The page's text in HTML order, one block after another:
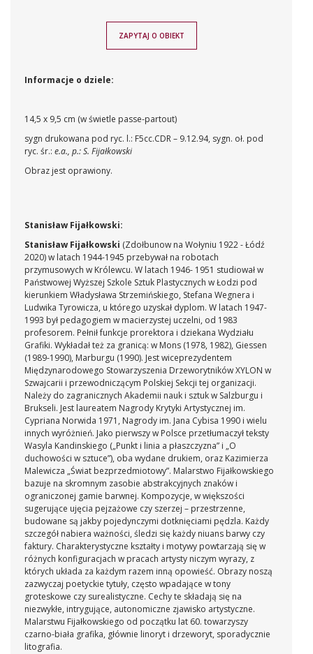
ZAPYTAJ O OBIEKT
Informacje o dziele:
14,5 x 9,5 cm (w świetle passe-partout)
sygn drukowana pod ryc. l.: F5cc.CDR – 9.12.94, sygn. oł. pod
ryc. śr.: e.a., p.: S. Fijałkowski
Obraz jest oprawiony.
Stanisław Fijałkowski:
Stanisław Fijałkowski (Zdołbunow na Wołyniu 1922 - Łódź
2020) w latach 1944-1945 przebywał na robotach
przymusowych w Królewcu. W latach 1946- 1951 studiował w
Państwowej Wyższej Szkole Sztuk Plastycznych w Łodzi pod
kierunkiem Władysława Strzemińskiego, Stefana Wegnera i
Ludwika Tyrowicza, u którego uzyskał dyplom. W latach 1947-
1993 był pedagogiem w macierzystej uczelni, od 1983
profesorem. Pełnił funkcje prorektora i dziekana Wydziału
Grafiki. Wykładał też za granicą: w Mons (1978, 1982), Giessen
(1989-1990), Marburgu (1990). Jest wiceprezydentem
Międzynarodowego Stowarzyszenia Drzeworytników XYLON w
Szwajcarii i przewodniczącym Polskiej Sekcji tej organizacji.
Należy do zagranicznych Akademii nauk i sztuk w Salzburgu i
Brukseli. Jest laureatem Nagrody Krytyki Artystycznej im.
Cypriana Norwida 1971, Nagrody im. Jana Cybisa 1990 i wielu
innych wyróżnień. Jako pierwszy w Polsce przetłumaczył teksty
Wasyla Kandinskiego („Punkt i linia a płaszczyzna” i „O
duchowości w sztuce”), oba wydane drukiem, oraz Kazimierza
Malewicza „Świat bezprzedmiotowy”. Malarstwo Fijałkowskiego
bazuje na skromnym zasobie abstrakcyjnych znaków i
ograniczonej gamie barwnej. Kompozycje, w większości
sugerujące ujęcia pejzażowe czy szerzej – przestrzenne,
budowane są jakby pojedynczymi dotknięciami pędzla. Każdy
szczegół nabiera ważności, śledzi się każdy niuans barwy czy
faktury. Charakterystyczne kształty i motywy powtarzają się w
różnych konfiguracjach w pracach artysty niczym wyrazy, z
których układa za każdym razem inną opowieść. Obrazy noszą
zazwyczaj poetyckie tytuły, często wpadające w tony
groteskowe czy surealistyczne. Cechy te składają się na
niezwykłe, intrygujące, autonomiczne zjawisko artystyczne.
Malarstwu Fijałkowskiego od początku lat 60. towarzyszy
czarno-biała grafika, głównie linoryt i drzeworyt, sporadycznie
litografia.